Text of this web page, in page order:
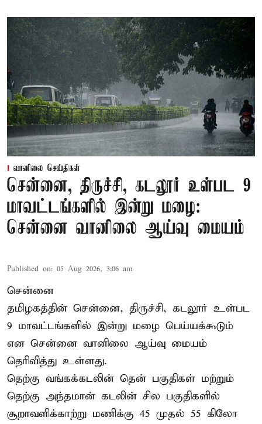
வானிலை செய்திகள்
சென்னை, திருச்சி, கடலூர் உள்பட 9
மாவட்டங்களில் இன்று மழை:
சென்னை வானிலை ஆய்வு மையம்
Published on: 05 Aug 2026, 3:06 am
சென்னை
தமிழகத்தின் சென்னை, திருச்சி, கடலூர் உள்பட
9 மாவட்டங்களில் இன்று மழை பெய்யக்கூடும்
என சென்னை வானிலை ஆய்வு மையம்
தெரிவித்து உள்ளது.
தெற்கு வங்கக்கடலின் தென் பகுதிகள் மற்றும்
தெற்கு அந்தமான் கடலின் சில பகுதிகளில்
சூறாவளிக்காற்று மணிக்கு 45 முதல் 55 கிலோ